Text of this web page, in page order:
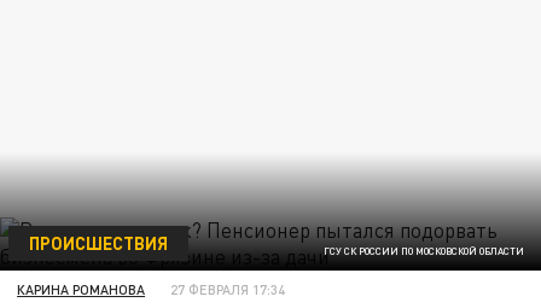
ГСУ СК РОССИИ ПО МОСКОВСКОЙ ОБЛАСТИ
ПРОИСШЕСТВИЯ
КАРИНА РОМАНОВА 27 ФЕВРАЛЯ 17:34